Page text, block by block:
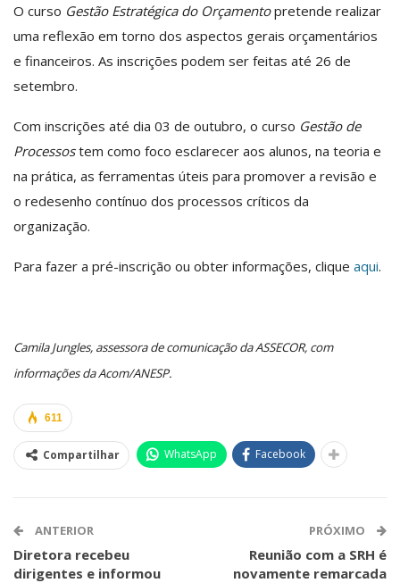
O curso Gestão Estratégica do Orçamentopretende realizar
uma reflexão em torno dos aspectos gerais orçamentários
e financeiros. As inscrições podem ser feitas até 26 de
setembro.
Com inscrições até dia 03 de outubro, o curso Gestão de
Processostem como foco esclarecer aos alunos, na teoria e
na prática, as ferramentas úteis para promover a revisão e
o redesenho contínuo dos processos críticos da
organização.
Para fazer a pré-inscrição ou obter informações, clique aqui.
Camila Jungles, assessora de comunicação da ASSECOR, com
informações da Acom/ANESP.
611
Compartilhar WhatsApp Facebook
ANTERIOR
Diretora recebeu
dirigentes e informou
PRÓXIMO
Reunião com a SRH é
novamente remarcada